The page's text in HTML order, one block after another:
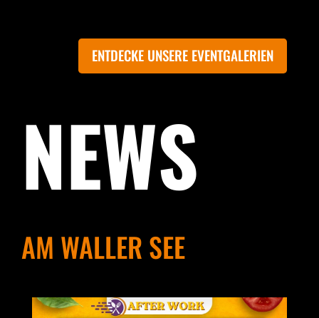
ENTDECKE UNSERE EVENTGALERIEN
NEWS
AM WALLER SEE